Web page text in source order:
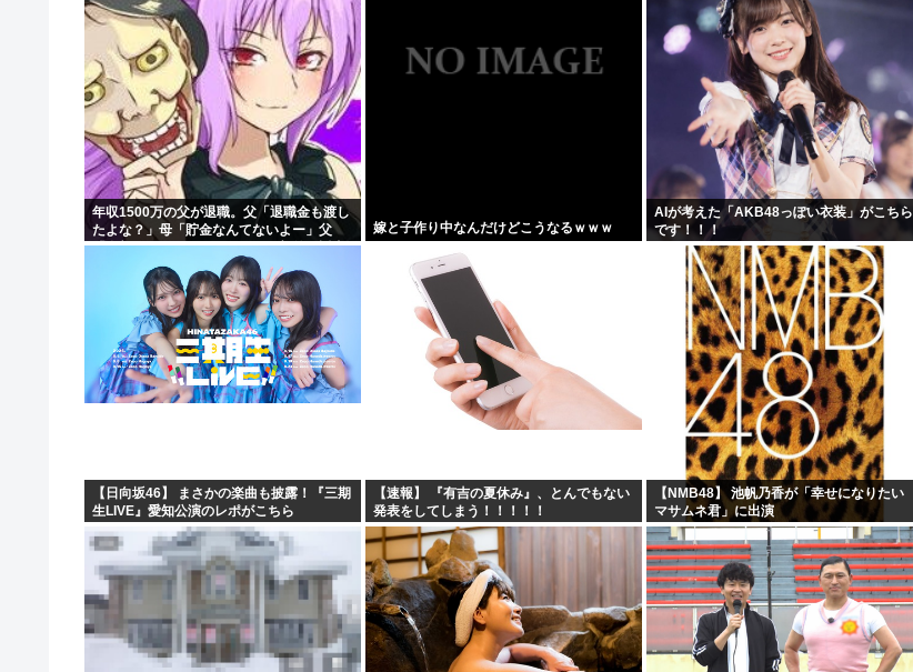
年収1500万の父が退職。父「退職金も渡し
たよな？」母「貯金なんてないよー」父
「全部なくなったの！？」→予想外の返事
に家族騒然となり…
嫁と子作り中なんだけどこうなるｗｗｗ
AIが考えた「AKB48っぽい衣装」がこちら
です！！！
【日向坂46】 まさかの楽曲も披露！『三期
生LIVE』愛知公演のレポがこちら
【速報】 『有吉の夏休み』、とんでもない
発表をしてしまう！！！！！
【NMB48】 池帆乃香が「幸せになりたい
マサムネ君」に出演